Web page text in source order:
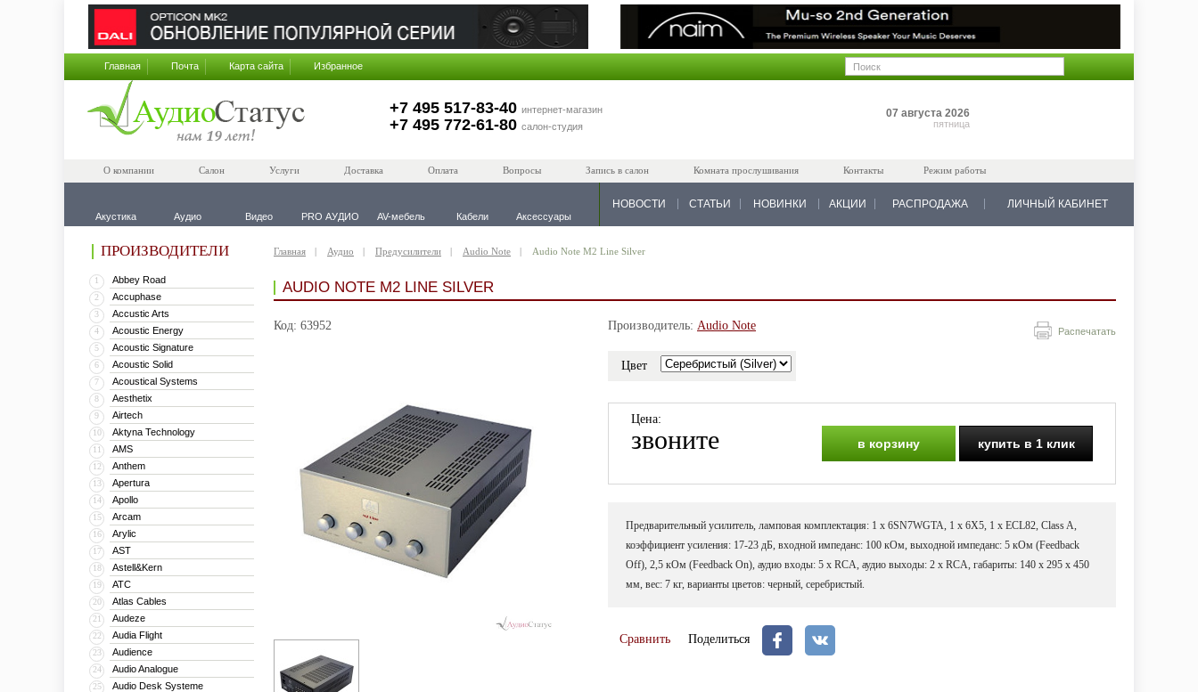
Главная Почта Карта сайта Избранное
+7 495 517-83-40 интернет-магазин
+7 495 772-61-80 салон-студия
07 августа 2026
пятница
О компании Салон Услуги Доставка Оплата Вопросы Запись в салон Комната прослушивания Контакты Режим работы
Акустика Аудио Видео PRO АУДИО AV-мебель Кабели Аксессуары
НОВОСТИ СТАТЬИ НОВИНКИ АКЦИИ РАСПРОДАЖА ЛИЧНЫЙ КАБИНЕТ
ПРОИЗВОДИТЕЛИ
1 Abbey Road
2 Accuphase
3 Accustic Arts
4 Acoustic Energy
5 Acoustic Signature
6 Acoustic Solid
7 Acoustical Systems
8 Aesthetix
9 Airtech
10 Aktyna Technology
11 AMS
12 Anthem
13 Apertura
14 Apollo
15 Arcam
16 Arylic
17 AST
18 Astell&Kern
19 ATC
20 Atlas Cables
21 Audeze
22 Audia Flight
23 Audience
24 Audio Analogue
25 Audio Desk Systeme
Главная Аудио Предусилители Audio Note Audio Note M2 Line Silver
AUDIO NOTE M2 LINE SILVER
Код: 63952 Распечатать
Производитель: Audio Note
Цвет
Цена:
звоните в корзину купить в 1 клик
Предварительный усилитель, ламповая комплектация: 1 x 6SN7WGTA, 1 x 6X5, 1 x ECL82, Class A,
коэффициент усиления: 17-23 дБ, входной импеданс: 100 кОм, выходной импеданс: 5 кОм (Feedback
Off), 2,5 кОм (Feedback On), аудио входы: 5 x RCA, аудио выходы: 2 x RCA, габариты: 140 x 295 х 450
мм, вес: 7 кг, варианты цветов: черный, серебристый.
Сравнить Поделиться